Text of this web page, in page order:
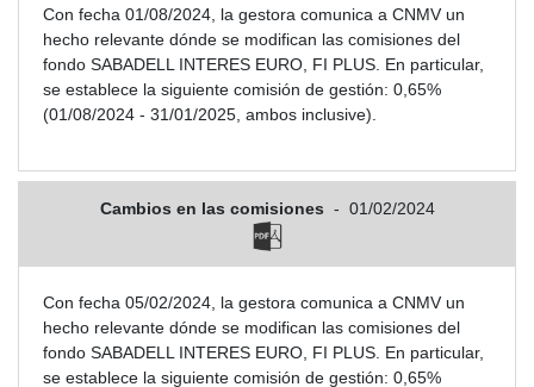
Con fecha 01/08/2024, la gestora comunica a CNMV un
hecho relevante dónde se modifican las comisiones del
fondo SABADELL INTERES EURO, FI PLUS. En particular,
se establece la siguiente comisión de gestión: 0,65%
(01/08/2024 - 31/01/2025, ambos inclusive).
Cambios en las comisiones - 01/02/2024
Con fecha 05/02/2024, la gestora comunica a CNMV un
hecho relevante dónde se modifican las comisiones del
fondo SABADELL INTERES EURO, FI PLUS. En particular,
se establece la siguiente comisión de gestión: 0,65%